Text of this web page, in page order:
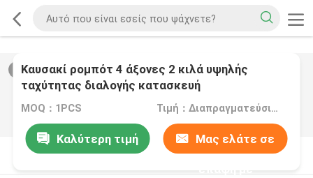
/0
Καυσακί ρομπότ 4 άξονες 2 κιλά υψηλής
ταχύτητας διαλογής κατασκευή
MOQ：1PCS Τιμή：Διαπραγματεύσιμα
Καλύτερη τιμή Μας ελάτε σε
Περιγραφή προϊόντων